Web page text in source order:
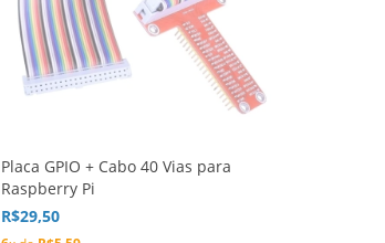
Placa GPIO + Cabo 40 Vias para
Raspberry Pi
R$29,50